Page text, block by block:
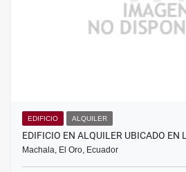
EDIFICIO ALQUILER
EDIFICIO EN ALQUILER UBICADO EN
Machala, El Oro, Ecuador